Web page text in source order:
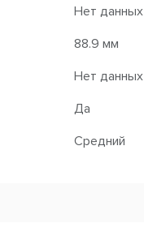
Нет данных
88.9 мм
Нет данных
Да
Средний